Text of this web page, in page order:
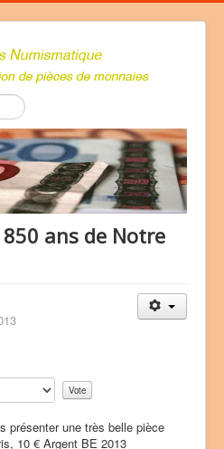
850 ans de Notre
présenter une très belle pièce
10 € Argent BE 2013